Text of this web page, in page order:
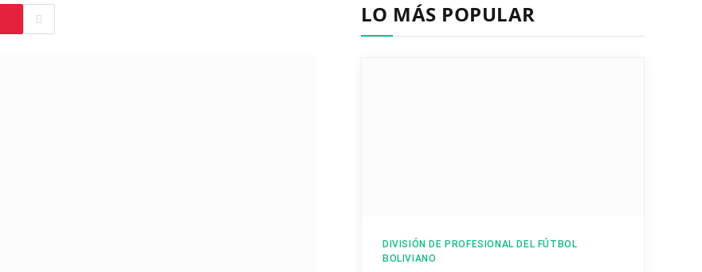
LO MÁS POPULAR
DIVISIÓN DE PROFESIONAL DEL FÚTBOL
BOLIVIANO